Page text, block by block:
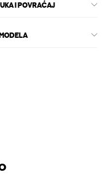
I POVRAĆAJ